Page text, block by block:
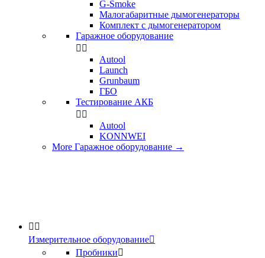
G-Smoke
Малогабаритные дымогенераторы
Комплект с дымогенератором
Гаражное оборудование
 
Autool
Launch
Grunbaum
ГБО
Тестирование АКБ
 
Autool
KONNWEI
More Гаражное оборудование →
 
Измерительное оборудование
Пробники